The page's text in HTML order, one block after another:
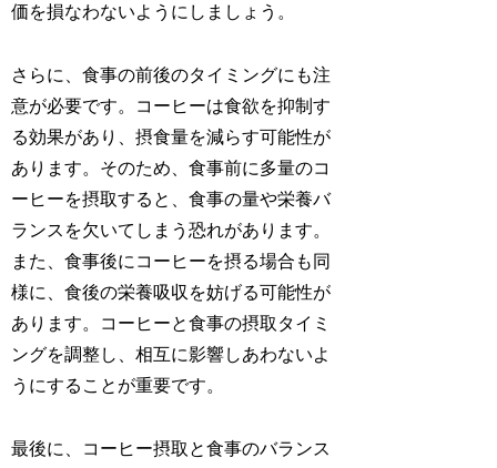
価を損なわないようにしましょう。
さらに、食事の前後のタイミングにも注
意が必要です。コーヒーは食欲を抑制す
る効果があり、摂食量を減らす可能性が
あります。そのため、食事前に多量のコ
ーヒーを摂取すると、食事の量や栄養バ
ランスを欠いてしまう恐れがあります。
また、食事後にコーヒーを摂る場合も同
様に、食後の栄養吸収を妨げる可能性が
あります。コーヒーと食事の摂取タイミ
ングを調整し、相互に影響しあわないよ
うにすることが重要です。
最後に、コーヒー摂取と食事のバランス